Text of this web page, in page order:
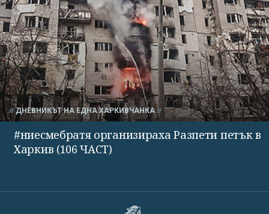
ДНЕВНИКЪТ НА ЕДНА ХАРКИВЧАНКА
#ниесмебратя организираха Разпети петък в
Харкив (106 ЧАСТ)